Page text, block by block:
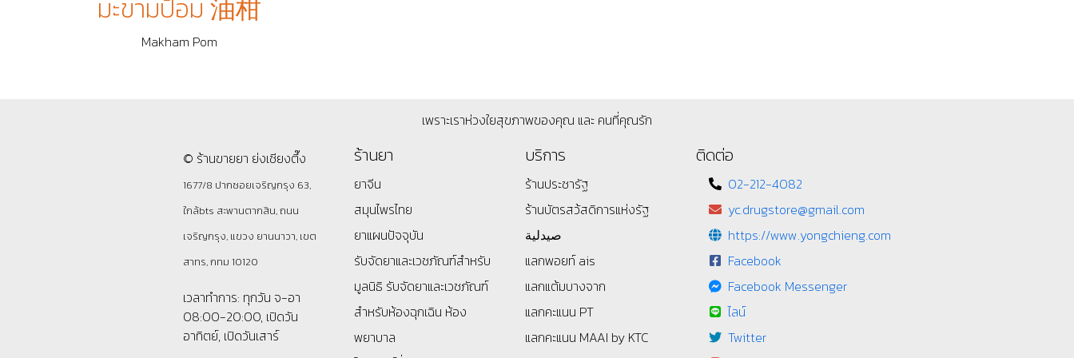
มะขามป้อม 油柑
Makham Pom
เพราะเราห่วงใยสุขภาพของคุณ และ คนที่คุณรัก
© ร้านขายยา ย่งเชียงตึ๊ง
1677/8 ปากซอยเจริญกรุง 63,
ใกล้bts สะพานตากสิน, ถนน
เจริญกรุง, แขวง ยานนาวา, เขต
สาทร, กทม 10120
เวลาทำการ: ทุกวัน จ-อา
08:00-20:00, เปิดวัน
อาทิตย์, เปิดวันเสาร์
ร้านยา
ยาจีน
สมุนไพรไทย
ยาแผนปัจจุบัน
รับจัดยาและเวชภัณฑ์สำหรับ
มูลนิธิ รับจัดยาและเวชภัณฑ์
สำหรับห้องฉุกเฉิน ห้อง
พยาบาล
บริการ
ร้านประชารัฐ
ร้านบัตรสว้สดิการแห่งรัฐ
صيدلية
แลกพอยท์ ais
แลกแต้มบางจาก
แลกคะแนน PT
แลกคะแนน MAAI by KTC
ติดต่อ
02-212-4082
yc.drugstore@gmail.com
https://www.yongchieng.com
Facebook
Facebook Messenger
ไลน์
Twitter